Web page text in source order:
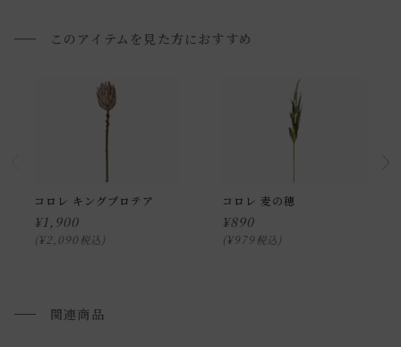
・お使いのPC画面等や光の環境によっては、掲載の画像と実
このアイテムを見た方におすすめ
コロレ キングプロテア
¥1,900
¥2,090 税込
コロレ 麦の穂
¥890
¥979税込
関連商品